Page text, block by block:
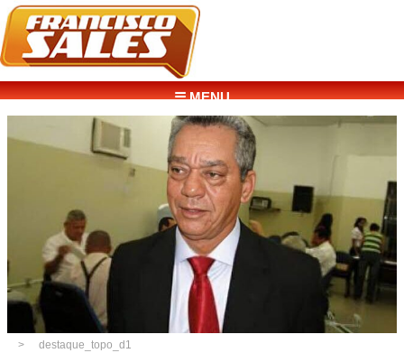
☰ MENU
destaque_topo_d1